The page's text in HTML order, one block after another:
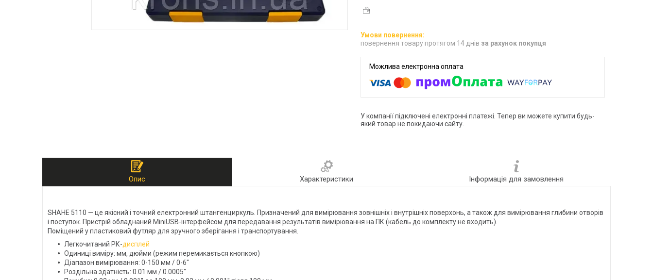
повернення товару протягом 14 днів за рахунок покупця
У компанії підключені електронні платежі. Тепер ви можете купити будь-
який товар не покидаючи сайту.
Опис Характеристики Інформація для замовлення
SHAHE 5110 — це якісний і точний електронний штангенциркуль. Призначений для вимірювання зовнішніх і внутрішніх поверхонь, а також для вимірювання глибини отворів
і поступок. Пристрій обладнаний MiniUSB-інтерфейсом для передавання результатів вимірювання на ПК (кабель до комплекту не входить).
Поміщений у пластиковий футляр для зручного зберігання і транспортування.
Легкочитаний РК-дисплей
Одиниці виміру: мм, дюйми (режим перемикається кнопкою)
Діапазон вимірювання: 0-150 мм / 0-6"
Роздільна здатність: 0.01 мм / 0.0005"